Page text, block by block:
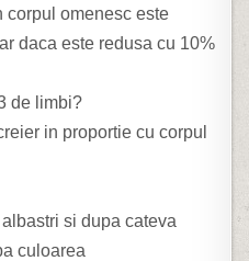
corpul omenesc este
daca este redusa cu 10%
de limbi?
in proportie cu corpul
si dupa cateva
culoarea